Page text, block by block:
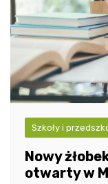
Szkoły i
Nowy
otwarty w